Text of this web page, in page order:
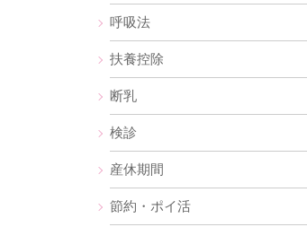
呼吸法
扶養控除
断乳
検診
産休期間
節約・ポイ活